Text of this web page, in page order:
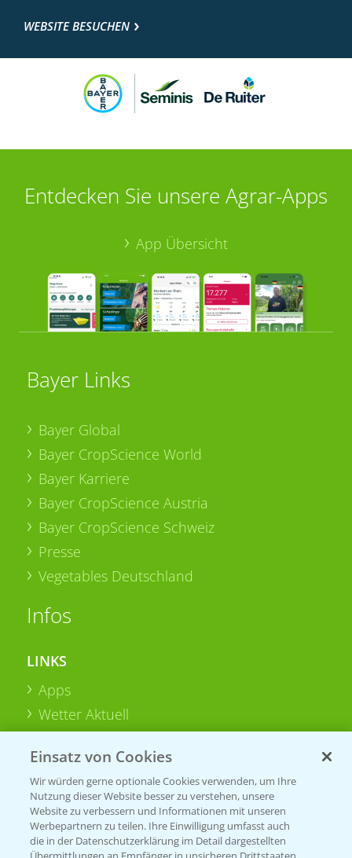
WEBSITE BESUCHEN
Entdecken Sie unsere Agrar-Apps
App Übersicht
Bayer Links
Bayer Global
Bayer CropScience World
Bayer Karriere
Bayer CropScience Austria
Bayer CropScience Schweiz
Presse
Vegetables Deutschland
Infos
LINKS
Apps
Wetter Aktuell
BROSCHÜREN
Ackerbau
Saatgut
Sonderkulturen
Einsatz von Cookies
Wir würden gerne optionale Cookies verwenden, um Ihre
Nutzung dieser Website besser zu verstehen, unsere
Website zu verbessern und Informationen mit unseren
Werbepartnern zu teilen. Ihre Einwilligung umfasst auch
die in der Datenschutzerklärung im Detail dargestellten